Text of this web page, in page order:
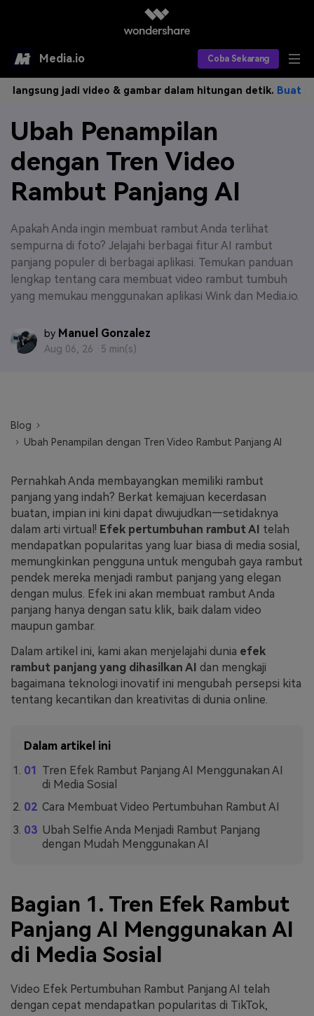
Media.io Coba Sekarang
Alat AI
AI Video
AI Gambar
AI Audio
Model AI yang Didukung
Produk AI
Asisten Video AI
Editor Video AI
Editor Gambar AI
Editor Audio AI
Find More Solutions >>
Efek AI
Efek Video
Efek Foto
Sumber Daya
Panduan Pengguna Apa yang Baru
FAQs
Jelajahi Lebih Banyak >>
Harga
Veo3
Masuk
jadi video & gambar dalam hitungan detik.Buat
Ubah Penampilan
dengan Tren Video
Rambut Panjang AI
Apakah Anda ingin membuat rambut Anda terlihat
sempurna di foto? Jelajahi berbagai fitur AI rambut
panjang populer di berbagai aplikasi. Temukan panduan
lengkap tentang cara membuat video rambut tumbuh
yang memukau menggunakan aplikasi Wink dan Media.io.
by Manuel Gonzalez
Aug 06, 26 · 5 min(s)
Blog
Ubah Penampilan dengan Tren Video Rambut Panjang AI
Pernahkah Anda membayangkan memiliki rambut
panjang yang indah? Berkat kemajuan kecerdasan
buatan, impian ini kini dapat diwujudkan—setidaknya
dalam arti virtual! Efek pertumbuhan rambut AI telah
mendapatkan popularitas yang luar biasa di media sosial,
memungkinkan pengguna untuk mengubah gaya rambut
pendek mereka menjadi rambut panjang yang elegan
dengan mulus. Efek ini akan membuat rambut Anda
panjang hanya dengan satu klik, baik dalam video
maupun gambar.
Dalam artikel ini, kami akan menjelajahi dunia efek
rambut panjang yang dihasilkan AI dan mengkaji
bagaimana teknologi inovatif ini mengubah persepsi kita
tentang kecantikan dan kreativitas di dunia online.
Dalam artikel ini
Tren Efek Rambut Panjang AI Menggunakan AI
di Media Sosial
Cara Membuat Video Pertumbuhan Rambut AI
Ubah Selfie Anda Menjadi Rambut Panjang
dengan Mudah Menggunakan AI
Bagian 1. Tren Efek Rambut
Panjang AI Menggunakan AI
di Media Sosial
Video Efek Pertumbuhan Rambut Panjang AI telah
dengan cepat mendapatkan popularitas di TikTok,